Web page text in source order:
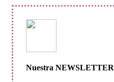
Nuestra NEWSLETTER